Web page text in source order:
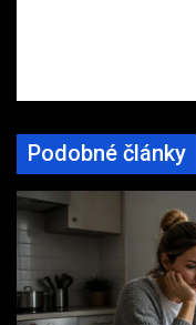
Podobné články